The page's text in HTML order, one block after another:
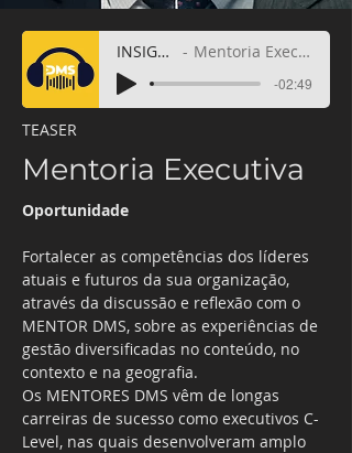
INSIGHTS Mentoria Executiva
-02:49
TEASER
Mentoria Executiva
Oportunidade
Fortalecer as competências dos líderes
atuais e futuros da sua organização,
através da discussão e reflexão com o
MENTOR DMS, sobre as experiências de
gestão diversificadas no conteúdo, no
contexto e na geografia.
Os MENTORES DMS vêm de longas
carreiras de sucesso como executivos C-
Level, nas quais desenvolveram amplo